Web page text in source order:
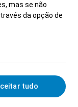
mas se não
da opção de
tudo